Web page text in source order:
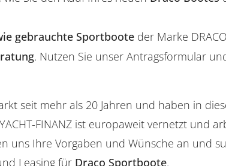
gebrauchte Sportboote der Marke
. Nutzen Sie unser Antragsformular
seit mehr als 20 Jahren und haben in
FINANZ ist europaweit vernetzt
uns Ihre Vorgaben und Wünsche an und
Leasing für Draco Sportboote.